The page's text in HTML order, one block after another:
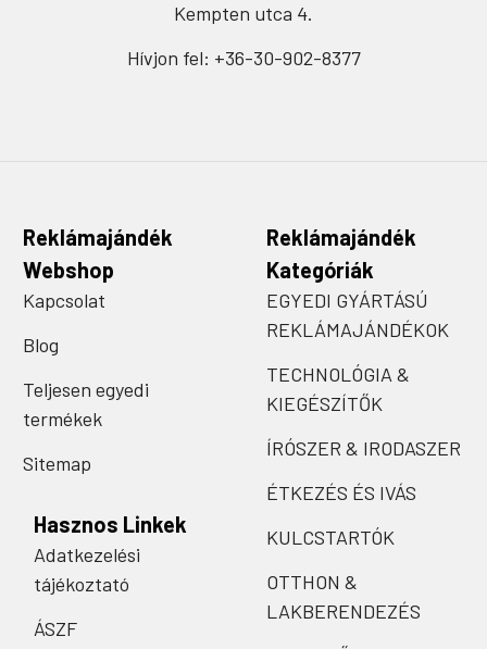
Kempten utca 4.
Hívjon fel: +36-30-902-8377
Reklámajándék
Webshop
Kapcsolat
Blog
Teljesen egyedi
termékek
Sitemap
Hasznos Linkek
Adatkezelési
tájékoztató
ÁSZF
Reklámajándék
Kategóriák
EGYEDI GYÁRTÁSÚ
REKLÁMAJÁNDÉKOK
TECHNOLÓGIA &
KIEGÉSZÍTŐK
ÍRÓSZER & IRODASZER
ÉTKEZÉS ÉS IVÁS
KULCSTARTÓK
OTTHON &
LAKBERENDEZÉS